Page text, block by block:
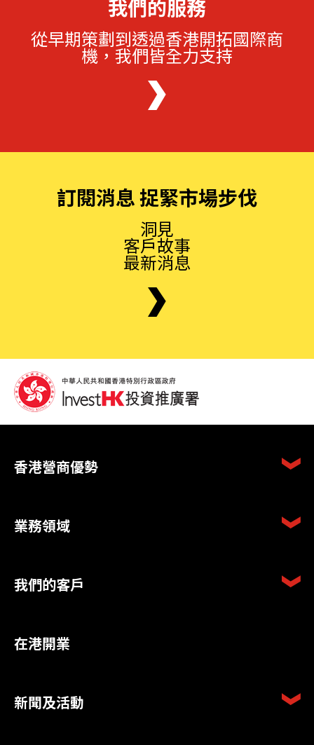
我們的服務
從早期策劃到透過香港開拓國際商
機，我們皆全力支持
訂閱消息 捉緊市場步伐
洞見
客戶故事
最新消息
香港營商優勢
業務領域
我們的客戶
在港開業
新聞及活動